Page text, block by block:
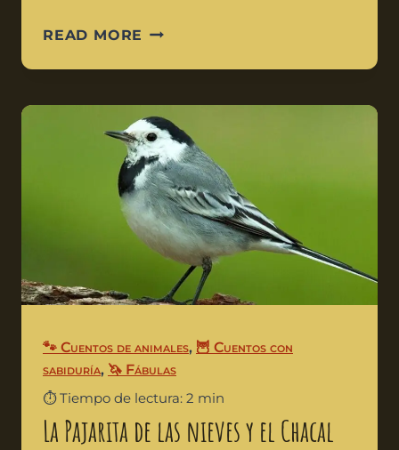
READ MORE
🐾 Cuentos de animales, 🦉 Cuentos con
sabiduría, 🦄 Fábulas
⏱️ Tiempo de lectura: 2 min
La Pajarita de las nieves y el Chacal